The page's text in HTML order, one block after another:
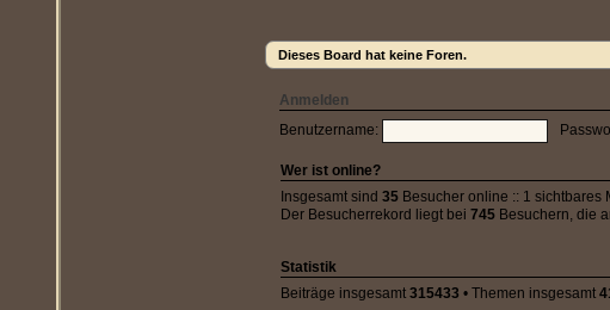
Dieses Board hat keine Foren.
Anmelden
Benutzername:
Wer ist online?
Insgesamt sind 35 Besucher online :: 1
Der Besucherrekord liegt bei 745 Besuchern, die
Statistik
Beiträge insgesamt 315433 • Themen insgesamt